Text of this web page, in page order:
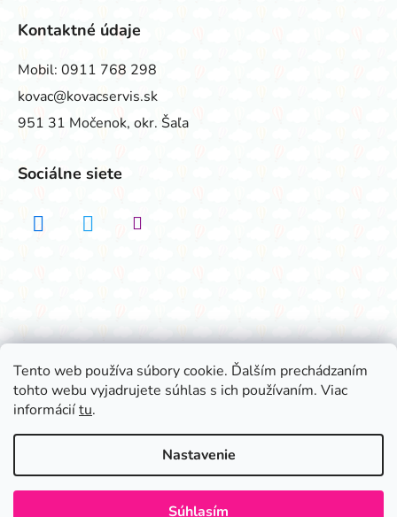
Tento web používa súbory cookie. Ďalším prechádzaním
tohto webu vyjadrujete súhlas s ich používaním. Viac
informáciítu.
Nastavenie
Súhlasím
Kontaktné údaje
Mobil: 0911 768 298
kovac@kovacservis.sk
951 31 Močenok, okr. Šaľa
Sociálne siete
vyhradené.